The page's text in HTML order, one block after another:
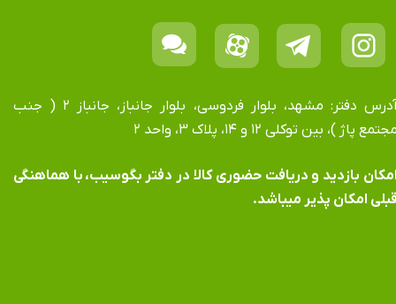
آدرس دفتر: مشهد، بلوار فردوسی، بلوار جانباز، جانباز ۲ ( جنب
پاژ )، بین توکلی ۱۲ و ۱۴، پلاک ۳، واحد ۲
بازدید و دریافت حضوری کالا در دفتر بگوسیب، با هماهنگی
امکان پذیر میباشد.